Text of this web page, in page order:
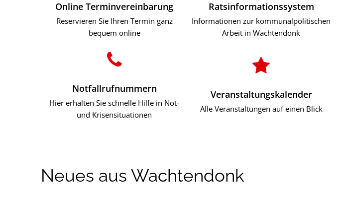
Online Terminvereinbarung
Reservieren Sie Ihren Termin ganz
bequem online
Ratsinformationssystem
Informationen zur kommunalpolitischen
Arbeit in Wachtendonk
Notfallrufnummern
Hier erhalten Sie schnelle Hilfe in Not-
und Krisensituationen
Veranstaltungskalender
Alle Veranstaltungen auf einen Blick
Neues aus Wachtendonk